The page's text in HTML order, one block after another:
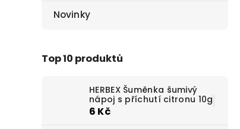
Novinky
Top 10 produktů
HERBEX Šuměnka šumivý
nápoj s příchutí citronu 10g
6 Kč